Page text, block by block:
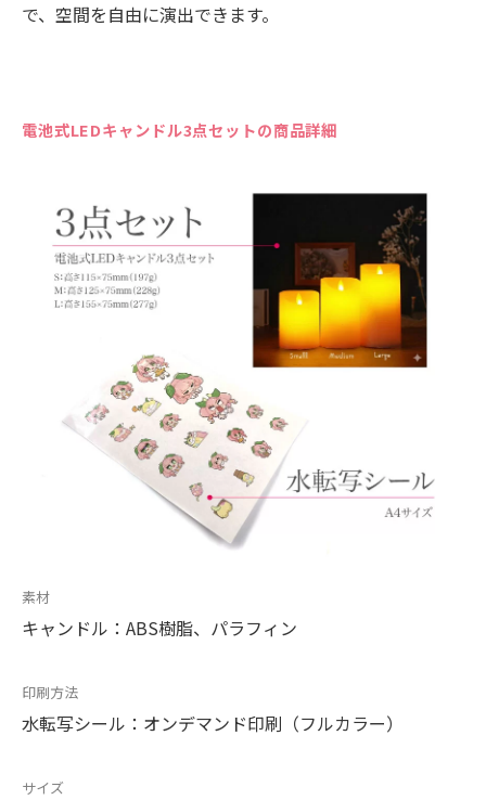
で、空間を自由に演出できます。
電池式LEDキャンドル3点セットの商品詳細
素材
キャンドル：ABS樹脂、パラフィン
印刷方法
水転写シール：オンデマンド印刷（フルカラー）
サイズ